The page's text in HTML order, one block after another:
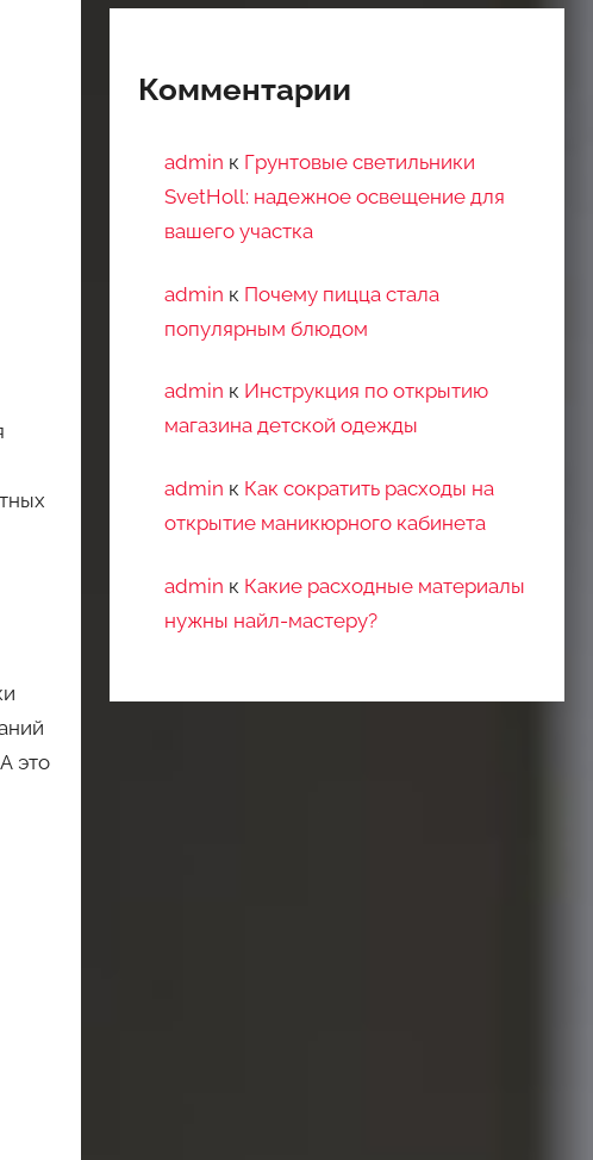
это
Комментарии
admin к Грунтовые светильники
SvetHoll: надежное освещение для
вашего участка
admin к Почему пицца стала
популярным блюдом
admin к Инструкция по открытию
магазина детской одежды
admin к Как сократить расходы на
открытие маникюрного кабинета
admin к Какие расходные материалы
нужны найл-мастеру?